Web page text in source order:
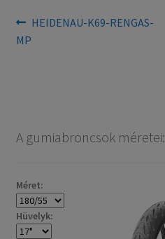
Bejegyzés
navigáció
Previous
HEIDENAU-K69-RENGAS-
MP
A gumiabroncsok méretei:
Méret:
Hüvelyk: